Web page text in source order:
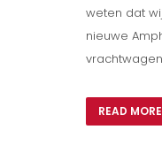
weten dat
nieuwe
READ MORE